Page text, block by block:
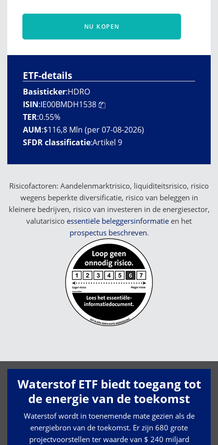
NU KOPEN
ETF-details
Basisticker:HDRO
ISIN:IE00BMDH1538
TER:0.55%
AUM:$116,8 Mln (per 07-08-2026)
SFDR classificatie:Artikel 9
Risicofactoren: Aandelenmarktrisico, liquiditeitsrisico, risico
wegens beperkte diversificatie, risico van beleggen in
kleinere bedrijven, risico van investeren in de energiesector,
valutarisico essentiële beleggersinformatie en het
prospectus beschreven.
Waterstof ETF biedt toegang tot
de energie van de toekomst
Waterstof wordt in toenemende mate gezien als de
energiebron van de toekomst. Er zijn 680 grote
projectvoorstellen ter waarde van $ 240 miljard